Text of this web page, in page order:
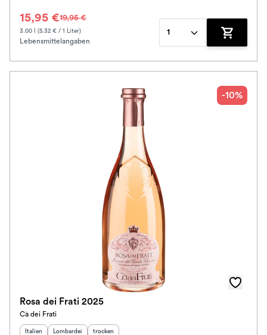
15,95 €19,95 €
3.00 l (5.32 € / 1 Liter)
Lebensmittelangaben
1
Zum
-10%
Rosa dei Frati 2025
Cà dei Frati
Herkunftsland:
Italien Herkunftsregion:
Lombardei Geschmack
trocken